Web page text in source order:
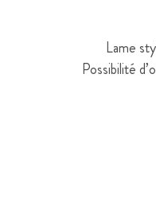
Lame
Possibilité